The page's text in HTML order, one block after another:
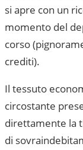
si apre con un
momento del
corso
crediti).
Il tessuto
circostante
direttamente la
di